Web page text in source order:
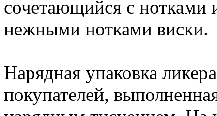
сочетающийся с нотками
нежными нотками виски.
Нарядная упаковка
покупателей,